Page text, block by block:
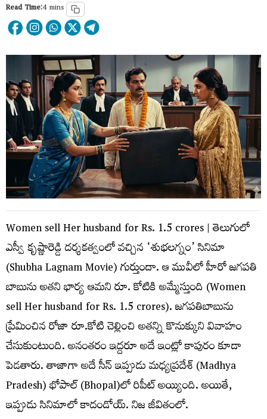
Read Time:4 mins
Women sell Her husband for Rs. 1.5 crores | తెలుగులో
ఎస్వీ కృష్ణారెడ్డి దర్శకత్వంలో వ‌చ్చిన ‘శుభలగ్నం’ సినిమా
(Shubha Lagnam Movie) గుర్తుందా. ఆ మువీలో హీరో జగపతి
బాబును అతని భార్య ఆమని రూ. కోటికి అమ్మేస్తుంది (Women
sell Her husband for Rs. 1.5 crores). జ‌గ‌ప‌తిబాబును
ప్రేమించిన రోజా రూ.కోటి చెల్లించి అతన్ని కొనుక్కుని వివాహం
చేసుకుంటుంది. అనంత‌రం ఇద్దరూ అదే ఇంట్లో కాపురం కూడా
పెడతారు. తాజాగా అదే సీన్ ఇప్పుడు మ‌ధ్యప్ర‌దేశ్‌ (Madhya
Pradesh) భోపాల్‌ (Bhopal)లో రిపీట్ అయ్యింది. అయితే,
ఇప్పుడు సినిమాలో కాదండోయ్‌. నిజ జీవితంలో.